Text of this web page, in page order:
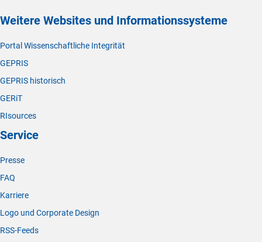
Weitere Websites und Informationssysteme
Portal Wissenschaftliche Integrität
GEPRIS
GEPRIS historisch
GERiT
RIsources
Service
Presse
FAQ
Karriere
Logo und Corporate Design
RSS-Feeds